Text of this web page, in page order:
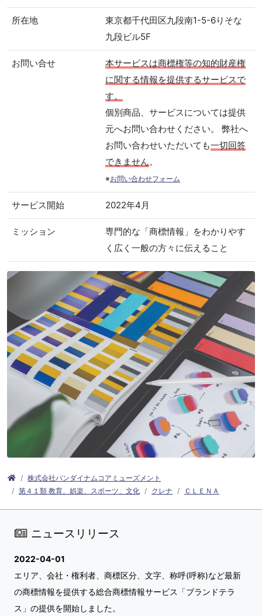
所在地
東京都千代田区九段南1-5-6りそな
九段ビル5F
お問い合せ
本サービスは商標権等の知的財産権
に関する情報を提供するサービスで
す。
個別商品、サービスについては提供
元へお問い合わせください。 弊社へ
お問い合わせいただいても一切回答
できません。
※お問い合わせフォーム
サービス開始 2022年4月
ミッション
専門的な「商標情報」をわかりやす
く広く一般の方々に伝えること
株式会社バンダイナムコアミューズメント
第４１類 教育、娯楽、スポーツ、文化
クレナ ＣＬＥＮＡ
ニュースリリース
2022-04-01
エリア、会社・権利者、商標区分、文字、称呼(呼称)など最新
の商標情報を提供する総合商標情報サービス「ブランドテラ
ス」の提供を開始しました。